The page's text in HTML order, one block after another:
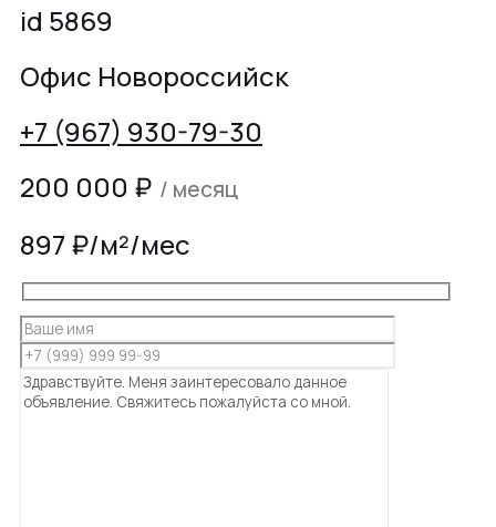
id 5869
Офис Новороссийск
+7 (967) 930-79-30
200 000 ₽ / месяц
897 ₽/м²/мес